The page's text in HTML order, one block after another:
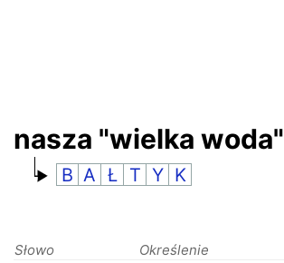
nasza "wielka woda"
B A Ł T Y K
Słowo Określenie